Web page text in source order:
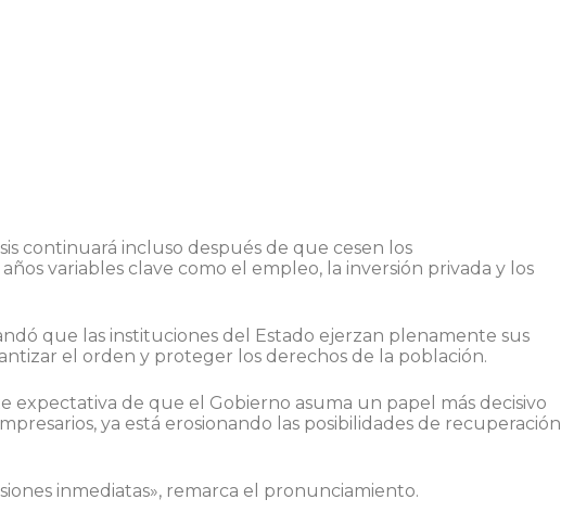
continuará incluso después de que cesen los
variables clave como el empleo, la inversión privada y los
que las instituciones del Estado ejerzan plenamente sus
el orden y proteger los derechos de la población.
expectativa de que el Gobierno asuma un papel más decisivo
ya está erosionando las posibilidades de recuperación
inmediatas», remarca el pronunciamiento.